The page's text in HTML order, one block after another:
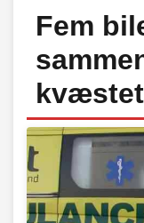
Fem
kvæstet